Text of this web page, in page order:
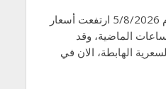
التحليل الفني الذهب اليوم 5/8/2026 ارتفعت أسعار
الماضية، وقد
الهابطة، الان في